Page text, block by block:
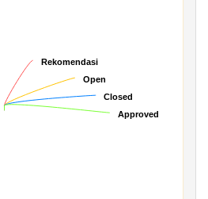
Rekomendasi
Rekomendasi
Open
Open
Closed
Closed
Approved
Approved